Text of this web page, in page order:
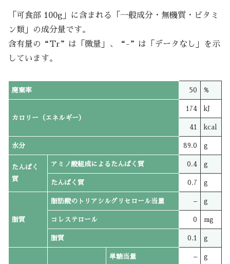
「可食部 100g」に含まれる「一般成分・無機質・ビタミ
ン類」の成分量です。
含有量の“Tr”は「微量」、“-”は「データなし」を示
しています。
廃棄率 50 %
カロリー（エネルギー）
174 kJ
41 kcal
水分 89.0 g
たんぱく
質
アミノ酸組成によるたんぱく質 0.4 g
たんぱく質 0.7 g
脂質
脂肪酸のトリアシルグリセロール当量 – g
コレステロール 0 mg
脂質 0.1 g
単糖当量 – g